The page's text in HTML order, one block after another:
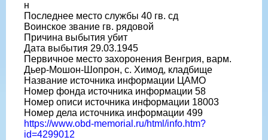
н
Последнее место службы 40 гв. сд
Воинское звание гв. рядовой
Причина выбытия убит
Дата выбытия 29.03.1945
Первичное место захоронения Венгрия, варм.
Дьер-Мошон-Шопрон, с. Химод, кладбище
Название источника информации ЦАМО
Номер фонда источника информации 58
Номер описи источника информации 18003
Номер дела источника информации 499
https://www.obd-memorial.ru/html/info.htm?
id=4299012